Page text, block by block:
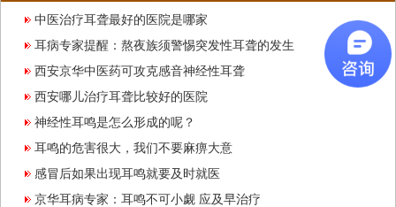
讯
中医治疗耳聋最好的医院是哪家
耳病专家提醒：熬夜族须警惕突发性耳聋的发生
西安京华中医药可攻克感音神经性耳聋
西安哪儿治疗耳聋比较好的医院
神经性耳鸣是怎么形成的呢？
耳鸣的危害很大，我们不要麻痹大意
感冒后如果出现耳鸣就要及时就医
京华耳病专家：耳鸣不可小觑 应及早治疗